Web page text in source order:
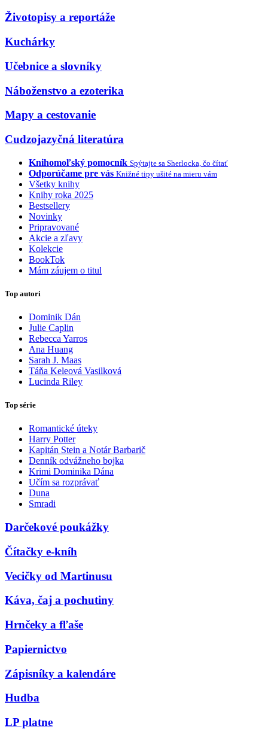
Životopisy a reportáže
Kuchárky
Učebnice a slovníky
Náboženstvo a ezoterika
Mapy a cestovanie
Cudzojazyčná literatúra
Knihomoľský pomocník Spýtajte sa Sherlocka, čo čítať
Odporúčame pre vás Knižné tipy ušité na mieru vám
Všetky knihy
Knihy roka 2025
Bestsellery
Novinky
Pripravované
Akcie a zľavy
Kolekcie
BookTok
Mám záujem o titul
Top autori
Dominik Dán
Julie Caplin
Rebecca Yarros
Ana Huang
Sarah J. Maas
Táňa Keleová Vasilková
Lucinda Riley
Top série
Romantické úteky
Harry Potter
Kapitán Stein a Notár Barbarič
Denník odvážneho bojka
Krimi Dominika Dána
Učím sa rozprávať
Duna
Smradi
Darčekové poukážky
Čítačky e-kníh
Vecičky od Martinusu
Káva, čaj a pochutiny
Hrnčeky a fľaše
Papiernictvo
Zápisníky a kalendáre
Hudba
LP platne